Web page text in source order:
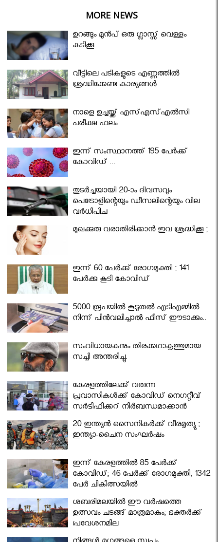
MORE NEWS
ഉറങ്ങും മുന്‍പ് ഒരു ഗ്ലാസ്സ് വെള്ളം
കുടിക്കൂ...
വീട്ടിലെ പടികളുടെ എണ്ണത്തിൽ
ശ്രദ്ധിക്കേണ്ട കാര്യങ്ങൾ
നാളെ ഉച്ചയ്ക്ക് എസ്എസ്എല്‍സി
പരീക്ഷ ഫലം
ഇന്ന് സംസ്ഥാനത്ത് 195 പേര്‍ക്ക്
കോവിഡ് ...
തുടർച്ചയായി 20-ാം ദിവസവും
പെട്രോളിന്റെയും ഡീസലിന്റെയും വില
വര്‍ധിപ്പിച്ചു
മുഖക്കുരു വരാതിരിക്കാന്‍ ഇവ ശ്രദ്ധിക്കൂ ;
ഇന്ന് 60 പേർക്ക് രോഗമുക്തി ; 141
പേര്‍ക്കു കൂടി കോവിഡ്
5000 രൂപയിൽ കൂടുതൽ എടിഎമ്മിൽ
നിന്ന് പിൻവലിച്ചാൽ ഫീസ് ഈടാക്കും..
സംവിധായകനും തിരക്കഥാകൃത്തുമായ
സച്ചി അന്തരിച്ചു.
കേരളത്തിലേക്ക് വരുന്ന
പ്രവാസികള്‍ക്ക് കോവിഡ് നെഗറ്റീവ്
സര്‍ട്ടിഫിക്കറ്റ് നിർബന്ധമാക്കാൻ
മന്ത്രിസഭ
20 ഇന്ത്യൻ സൈനികർക്ക് വീരമൃത്യു ;
ഇന്ത്യാ-ചൈന സംഘർഷം
ഇന്ന് കേരളത്തിൽ 85 പേർക്ക്
കോവിഡ്; 46 പേർക്ക് രോഗമുക്തി, 1342
പേർ ചികിത്സയിൽ
ശബരിമലയില്‍ ഈ വർഷത്തെ
ഉത്സവം ചടങ്ങ് മാത്രമാകും; ഭക്തർക്ക്
പ്രവേശനമില്ല